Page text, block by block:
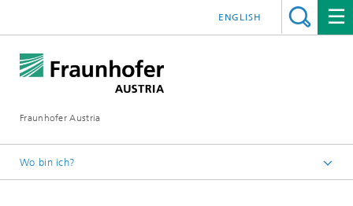
Fraunhofer Austria
ENGLISH
Wo bin ich?